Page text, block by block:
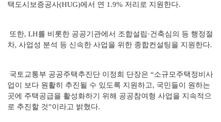
택도시보증공사(HUG)에서 연 1.9% 저리로 지원한다.
또한, LH를 비롯한 공공기관에서 조합설립·건축심의 등 행정절
차, 사업성 분석 등 신속한 사업을 위한 종합컨설팅을 지원한다.
국토교통부 공공주택추진단 이정희 단장은 “소규모주택정비사
업이 보다 원활히 추진될 수 있도록 지원하고, 국민들이 원하는
곳에 주택공급을 활성화하기 위해 공공참여형 사업을 지속적으
로 추진할 것”이라고 밝혔다.